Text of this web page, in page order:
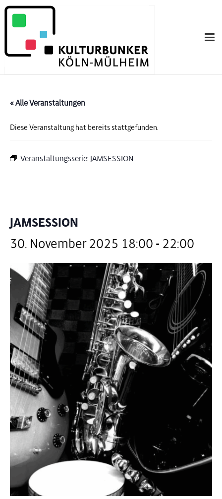
« Alle Veranstaltungen
Diese Veranstaltung hat bereits stattgefunden.
Veranstaltungsserie: JAMSESSION
JAMSESSION
30. November 2025 18:00 - 22:00